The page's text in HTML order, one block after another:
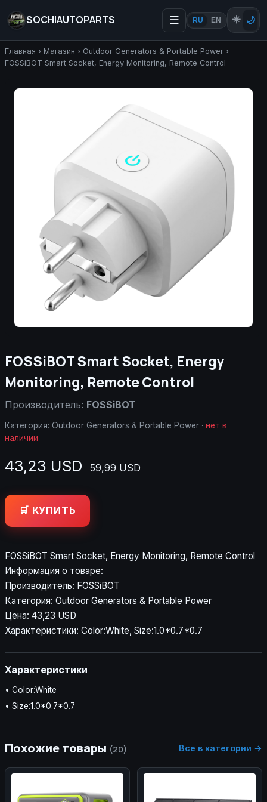
SOCHIAUTOPARTS ☰ RU EN ☀️ 🌙
Главная › Магазин › Outdoor Generators & Portable Power ›
FOSSiBOT Smart Socket, Energy Monitoring, Remote Control
FOSSiBOT Smart Socket, Energy
Monitoring, Remote Control
Производитель: FOSSiBOT
Категория: Outdoor Generators & Portable Power · нет в
наличии
43,23 USD 59,99 USD
🛒 КУПИТЬ
FOSSiBOT Smart Socket, Energy Monitoring, Remote Control
Информация о товаре:
Производитель: FOSSiBOT
Категория: Outdoor Generators & Portable Power
Цена: 43,23 USD
Характеристики: Color:White, Size:1.0*0.7*0.7
Характеристики
• Color:White
• Size:1.0*0.7*0.7
Похожие товары (20) Все в категории →